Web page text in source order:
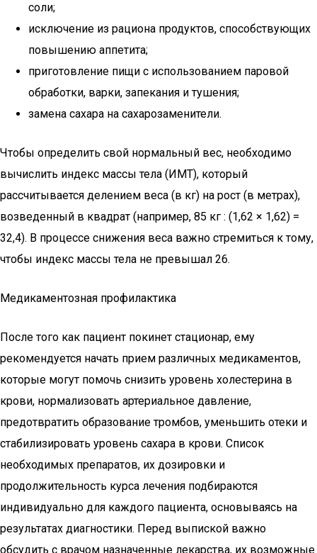
соли;
исключение из рациона продуктов, способствующих
повышению аппетита;
приготовление пищи с использованием паровой
обработки, варки, запекания и тушения;
замена сахара на сахарозаменители.
Чтобы определить свой нормальный вес, необходимо
вычислить индекс массы тела (ИМТ), который
рассчитывается делением веса (в кг) на рост (в метрах),
возведенный в квадрат (например, 85 кг : (1,62 × 1,62) =
32,4). В процессе снижения веса важно стремиться к тому,
чтобы индекс массы тела не превышал 26.
Медикаментозная профилактика
После того как пациент покинет стационар, ему
рекомендуется начать прием различных медикаментов,
которые могут помочь снизить уровень холестерина в
крови, нормализовать артериальное давление,
предотвратить образование тромбов, уменьшить отеки и
стабилизировать уровень сахара в крови. Список
необходимых препаратов, их дозировки и
продолжительность курса лечения подбираются
индивидуально для каждого пациента, основываясь на
результатах диагностики. Перед выпиской важно
обсудить с врачом назначенные лекарства, их возможные